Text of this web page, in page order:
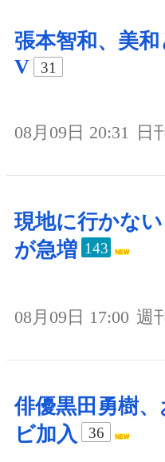
張本智和、美
V
31
08月09日 20:31 日
現地に行かない
が急増 143
08月09日 17:00 週
俳優黒田勇樹
ビ加入
36